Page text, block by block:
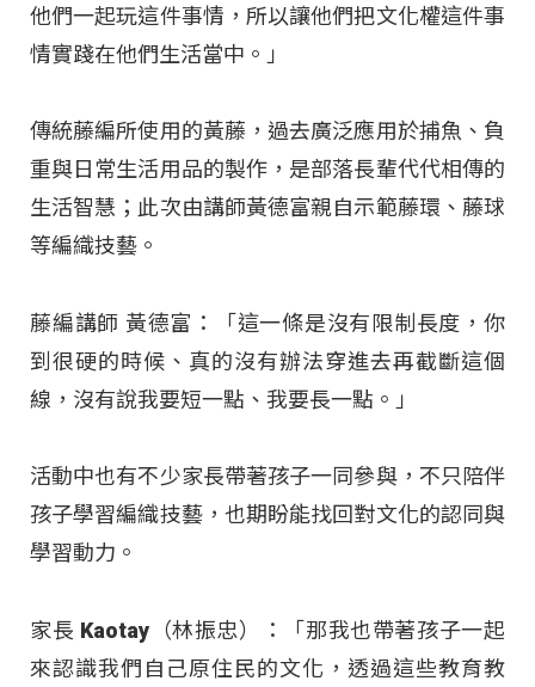
他們一起玩這件事情，所以讓他們把文化權這件事
情實踐在他們生活當中。」
傳統藤編所使用的黃藤，過去廣泛應用於捕魚、負
重與日常生活用品的製作，是部落長輩代代相傳的
生活智慧；此次由講師黃德富親自示範藤環、藤球
等編織技藝。
藤編講師 黃德富：「這一條是沒有限制長度，你
到很硬的時候、真的沒有辦法穿進去再截斷這個
線，沒有說我要短一點、我要長一點。」
活動中也有不少家長帶著孩子一同參與，不只陪伴
孩子學習編織技藝，也期盼能找回對文化的認同與
學習動力。
家長 Kaotay（林振忠）：「那我也帶著孩子一起
來認識我們自己原住民的文化，透過這些教育教